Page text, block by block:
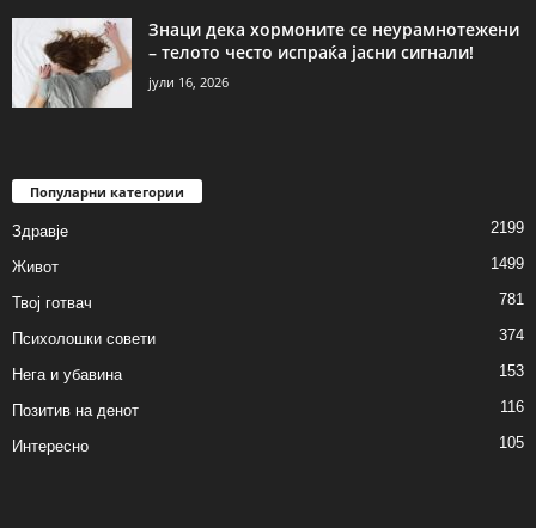
Знаци дека хормоните се неурамнотежени
– телото често испраќа јасни сигнали!
јули 16, 2026
Популарни категории
Здравје 2199
Живот 1499
Твој готвач 781
Психолошки совети 374
Нега и убавина 153
Позитив на денот 116
Интересно 105